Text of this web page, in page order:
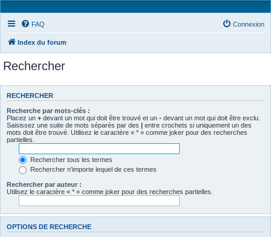
FAQ Connexion
Index du forum
Rechercher
RECHERCHER
Recherche par mots-clés :
Placez un + devant un mot qui doit être trouvé et un - devant un mot qui doit être exclu.
Saisissez une suite de mots séparés par des | entre crochets si uniquement un des
mots doit être trouvé. Utilisez le caractère « * » comme joker pour des recherches
partielles.
Rechercher tous les termes
Rechercher n’importe lequel de ces termes
Rechercher par auteur :
Utilisez le caractère « * » comme joker pour des recherches partielles.
OPTIONS DE RECHERCHE